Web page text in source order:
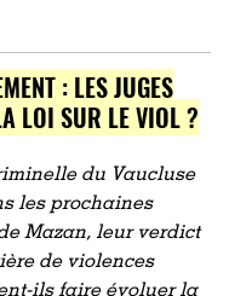
: LES JUGES
LOI SUR LE VIOL ?
du Vaucluse
les prochaines
Mazan, leur verdict
de violences
ils faire évoluer la